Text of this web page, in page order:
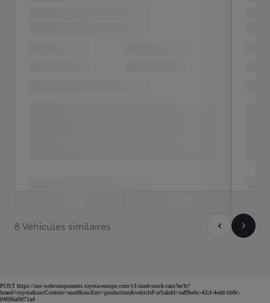
8 Véhicules similaires
POST https://usc-webcomponents.toyota-europe.com/v1/used-stock-cars/be/fr?
brand=toyota&uscContext=used&uscEnv=production&vehicleForSaleId=eaf9be6c-42cf-4edd-bb8c-
04696a9d71a4